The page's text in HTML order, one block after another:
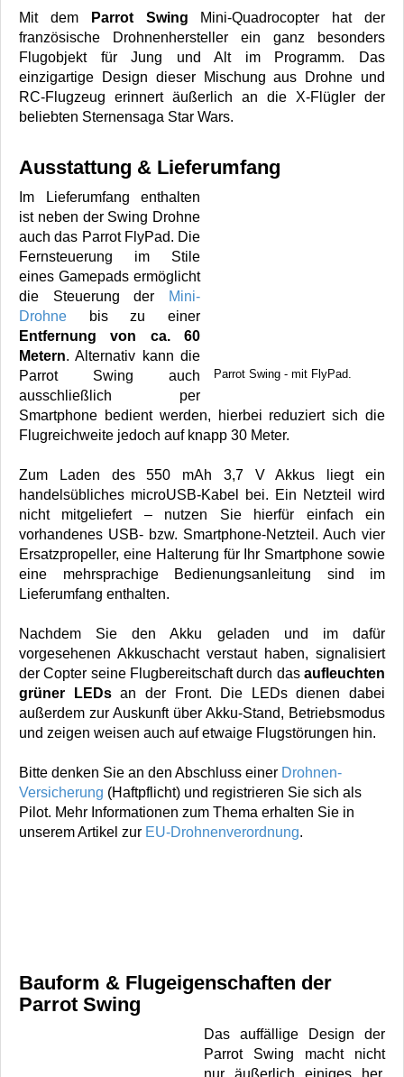
Mit dem Parrot Swing Mini-Quadrocopter hat der
französische Drohnenhersteller ein ganz besonders
Flugobjekt für Jung und Alt im Programm. Das
einzigartige Design dieser Mischung aus Drohne und
RC-Flugzeug erinnert äußerlich an die X-Flügler der
beliebten Sternensaga Star Wars.
Ausstattung & Lieferumfang
Parrot Swing - mit FlyPad.
Im Lieferumfang enthalten
ist neben der Swing Drohne
auch das Parrot FlyPad. Die
Fernsteuerung im Stile
eines Gamepads ermöglicht
die Steuerung der
Mini-
Drohne bis zu einer
Entfernung von ca. 60
Metern. Alternativ kann die
Parrot Swing auch
ausschließlich per
Smartphone bedient werden, hierbei reduziert sich die
Flugreichweite jedoch auf knapp 30 Meter.
Zum Laden des 550 mAh 3,7 V Akkus liegt ein
handelsübliches microUSB-Kabel bei. Ein Netzteil wird
nicht mitgeliefert – nutzen Sie hierfür einfach ein
vorhandenes USB- bzw. Smartphone-Netzteil. Auch vier
Ersatzpropeller, eine Halterung für Ihr Smartphone sowie
eine mehrsprachige Bedienungsanleitung sind im
Lieferumfang enthalten.
Nachdem Sie den Akku geladen und im dafür
vorgesehenen Akkuschacht verstaut haben, signalisiert
der Copter seine Flugbereitschaft durch das aufleuchten
grüner LEDsan der Front. Die LEDs dienen dabei
außerdem zur Auskunft über Akku-Stand, Betriebsmodus
und zeigen weisen auch auf etwaige Flugstörungen hin.
Bitte denken Sie an den Abschluss einer Drohnen-
Versicherung (Haftpflicht) und registrieren Sie sich als
Pilot. Mehr Informationen zum Thema erhalten Sie in
unserem Artikel zur EU-Drohnenverordnung.
Bauform & Flugeigenschaften der
Parrot Swing
Das auffällige Design der
Parrot Swing macht nicht
nur äußerlich einiges her.